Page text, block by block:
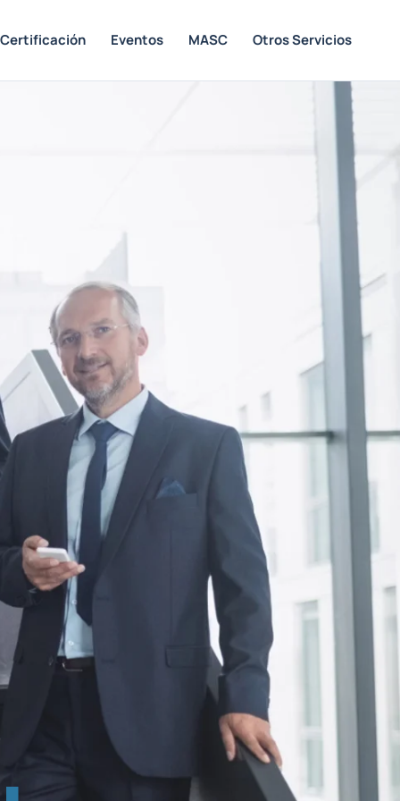
Certificación Eventos MASC Otros Servicios